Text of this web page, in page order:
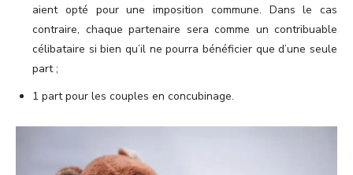
aient opté pour une imposition commune. Dans le cas
contraire, chaque partenaire sera comme un contribuable
célibataire si bien qu’il ne pourra bénéficier que d’une seule
part ;
1 part pour les couples en concubinage.